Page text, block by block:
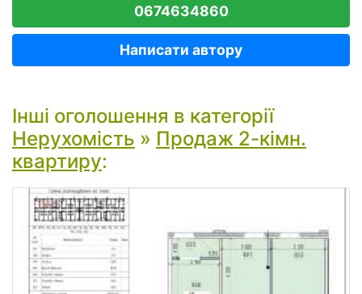
0674634860
Написати автору
Інші оголошення в категорії
Нерухомість » Продаж 2-кімн.
квартиру: